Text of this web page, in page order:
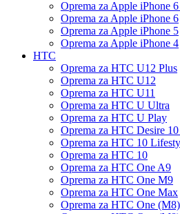
Oprema za Apple iPhone
Oprema za Apple iPhone 6
Oprema za Apple iPhone 5
Oprema za Apple iPhone 4
HTC
Oprema za HTC U12 Plus
Oprema za HTC U12
Oprema za HTC U11
Oprema za HTC U Ultra
Oprema za HTC U Play
Oprema za HTC Desire
Oprema za HTC 10
Oprema za HTC 10
Oprema za HTC One A9
Oprema za HTC One M9
Oprema za HTC One Max
Oprema za HTC One (M8)